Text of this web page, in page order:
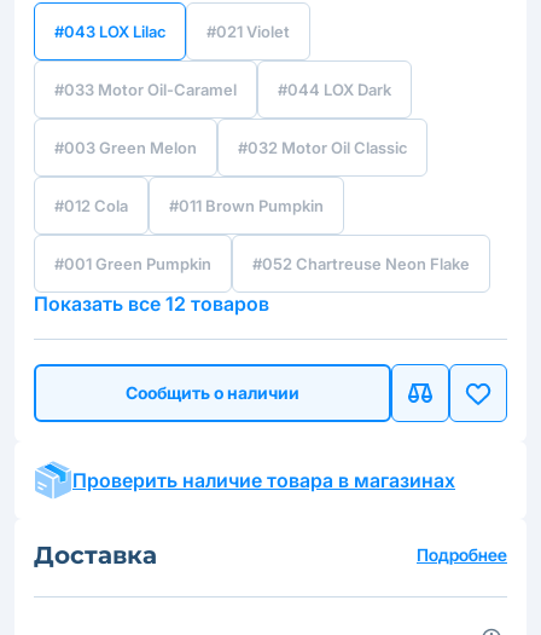
#043 LOX Lilac #021 Violet
#033 Motor Oil-Caramel #044 LOX Dark
#003 Green Melon #032 Motor Oil Classic
#012 Cola #011 Brown Pumpkin
#001 Green Pumpkin #052 Chartreuse Neon Flake
Показать все 12 товаров
Сообщить о наличии
Проверить наличие товара в магазинах
Доставка Подробнее